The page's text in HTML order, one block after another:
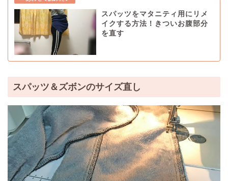
スパッツをマタニティ用にリメ
イクする方法！きついお腹部分
を直す
スパッツ＆ズボンのサイズ直し